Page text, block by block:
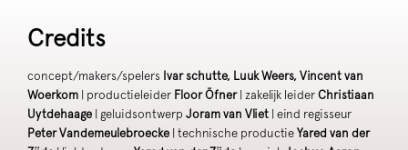
Credits
concept/makers/spelers Ivar schutte, Luuk Weers, Vincent van
Woerkom | productieleider Floor Öfner | zakelijk leider Christiaan
Uytdehaage
| geluidsontwerp Joram van Vliet | eind regisseur
Peter Vandemeulebroecke | technische productie Yared van der